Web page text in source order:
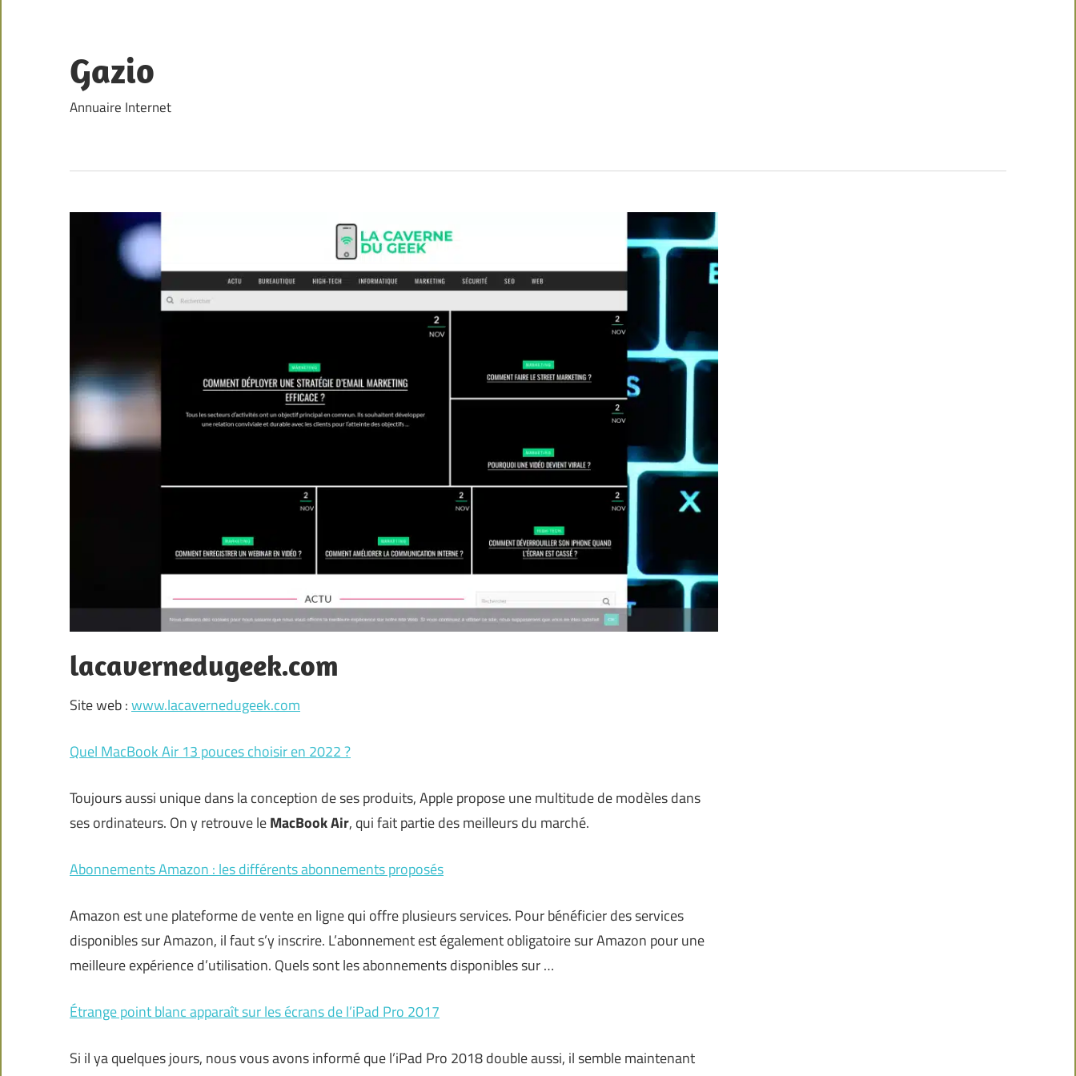
content
Gazio
Annuaire Internet
lacavernedugeek.com
Site web :www.lacavernedugeek.com
Quel MacBook Air 13 pouces choisir en 2022 ?
Toujours aussi unique dans la conception de ses produits, Apple propose une multitude de modèles dans
ses ordinateurs. On y retrouve leMacBook Air, qui fait partie des meilleurs du marché.
Abonnements Amazon : les différents abonnements proposés
Amazon est une plateforme de vente en ligne qui offre plusieurs services. Pour bénéficier des services
disponibles sur Amazon, il faut s’y inscrire. L’abonnement est également obligatoire sur Amazon pour une
meilleure expérience d’utilisation. Quels sont les abonnements disponibles sur …
Étrange point blanc apparaît sur les écrans de l’iPad Pro 2017
Si il ya quelques jours, nous vous avons informé que l’iPad Pro 2018 double aussi, il semble maintenant